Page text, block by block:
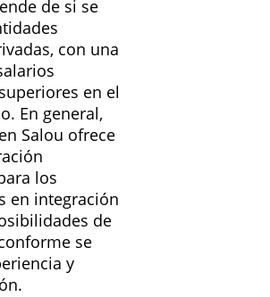
de si se
con una
en el
En general,
Salou ofrece
los
en integración
de
se
y